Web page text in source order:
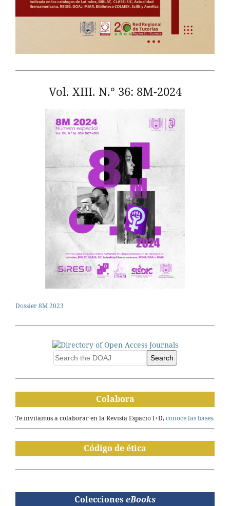
Vol. XIII. N.° 36: 8M-2024
Dossier 8M 2023
Search
Colabora
Te invitamos a colaborar en la Revista Espacio I+D,conoce las bases.
Código de ética
Colecciones eBooks